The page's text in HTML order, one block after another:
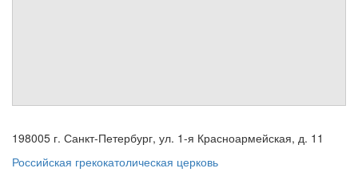
Вход
198005 г. Санкт-Петербург, ул. 1-я Красноармейская, д. 11
Российская грекокатолическая церковь